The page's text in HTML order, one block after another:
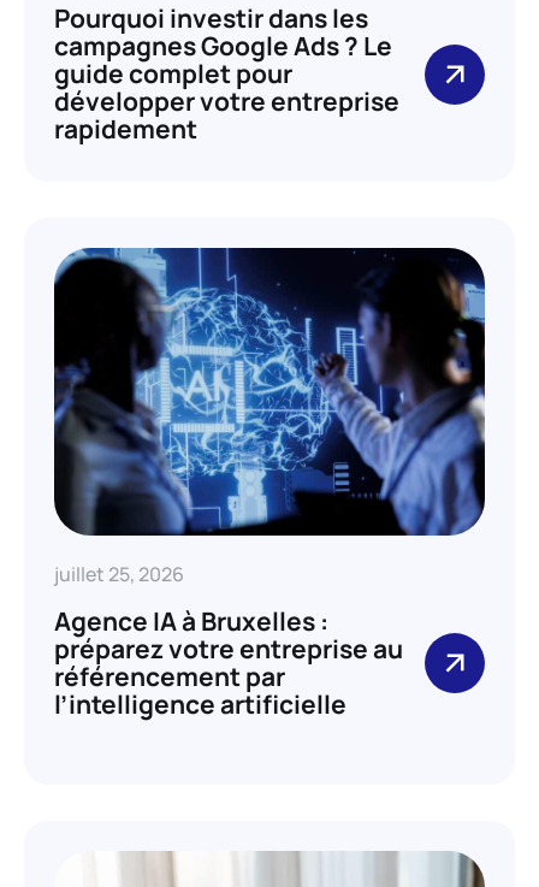
Pourquoi investir dans les
campagnes Google Ads ? Le
guide complet pour
développer votre entreprise
rapidement
juillet 25, 2026
Agence IA à Bruxelles :
préparez votre entreprise au
référencement par
l’intelligence artificielle